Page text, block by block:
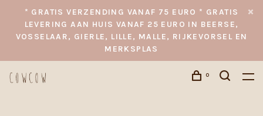
* GRATIS VERZENDING VANAF 75 EURO * GRATIS
LEVERING AAN HUIS VANAF 25 EURO IN BEERSE,
VOSSELAAR, GIERLE, LILLE, MALLE, RIJKEVORSEL EN
MERKSPLAS
0